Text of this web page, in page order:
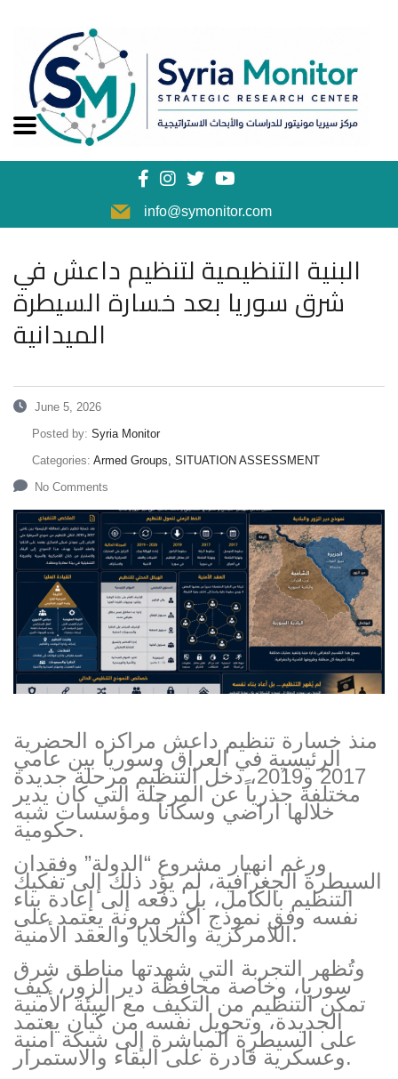
info@symonitor.com
البنية التنظيمية لتنظيم داعش في
شرق سوريا بعد خسارة السيطرة
الميدانية
June 5, 2026
Posted by: Syria Monitor
Categories: Armed Groups, SITUATION ASSESSMENT
No Comments
منذ خسارة تنظيم داعش مراكزه الحضرية
الرئيسية في العراق وسوريا بين عامي
2017 و2019، دخل التنظيم مرحلة جديدة
مختلفة جذرياً عن المرحلة التي كان يدير
خلالها أراضي وسكاناً ومؤسسات شبه
حكومية.
ورغم انهيار مشروع “الدولة” وفقدان
السيطرة الجغرافية، لم يؤد ذلك إلى تفكيك
التنظيم بالكامل، بل دفعه إلى إعادة بناء
نفسه وفق نموذج أكثر مرونة يعتمد على
اللامركزية والخلايا والعقد الأمنية.
وتُظهر التجربة التي شهدتها مناطق شرق
سوريا، وخاصة محافظة دير الزور، كيف
تمكن التنظيم من التكيف مع البيئة الأمنية
الجديدة، وتحويل نفسه من كيان يعتمد
على السيطرة المباشرة إلى شبكة أمنية
وعسكرية قادرة على البقاء والاستمرار.